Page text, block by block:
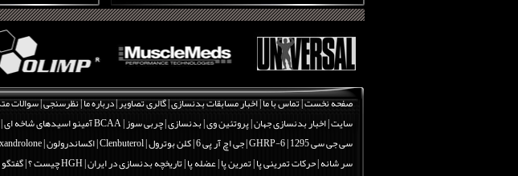
چربی سوزی با چای سبز
بیوگرافی علی تبریزی
منابع پروتئینی غیر گوشتی
گلوتامین ، انواع گلوتامین و فواید مصرف گلوتام...
پروتئین ، انواع پروتئین و فواید مصرف پروتئین
کراتین ، انواع کراتین و فواید کراتین
بیوگرافی بیت الله عباسپور
صفحه نخست|تماس با ما|اخبار مسابقات بدنسازی|گالری تصاویر|درباره ما|نظرسنجی|سوالات
سایت|اخبار بدنسازی جهان|پروتئین وی|بدنسازی|چربی سوز|BCAA آمینو اسیدهای شاخه ای |
سی جی سی 1295
|GHRP-6 | جی اچ آر پی 6 |کلن بوترول | Clenbuterol |اکساندرولون | Oxandrolone
سر شانه|حرکات تمرینی پا | تمرین پا | عضله پا|تاریخچه بدنسازی در ایران|HGH چیست ؟ |گفتگو